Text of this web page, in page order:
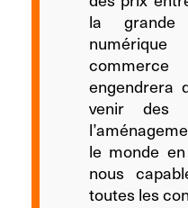
la grande
engendrera
venir des
le monde
nous
toutes les